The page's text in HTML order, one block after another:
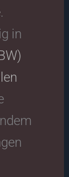
.
in